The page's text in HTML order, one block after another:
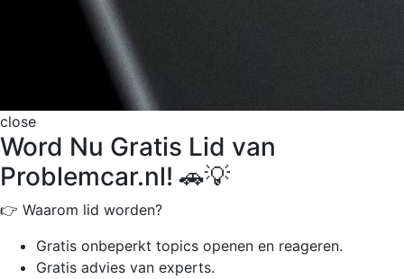
close
Word Nu Gratis Lid van
Problemcar.nl! 🚗💡
👉 Waarom lid worden?
Gratis onbeperkt topics openen en reageren.
Gratis advies van experts.